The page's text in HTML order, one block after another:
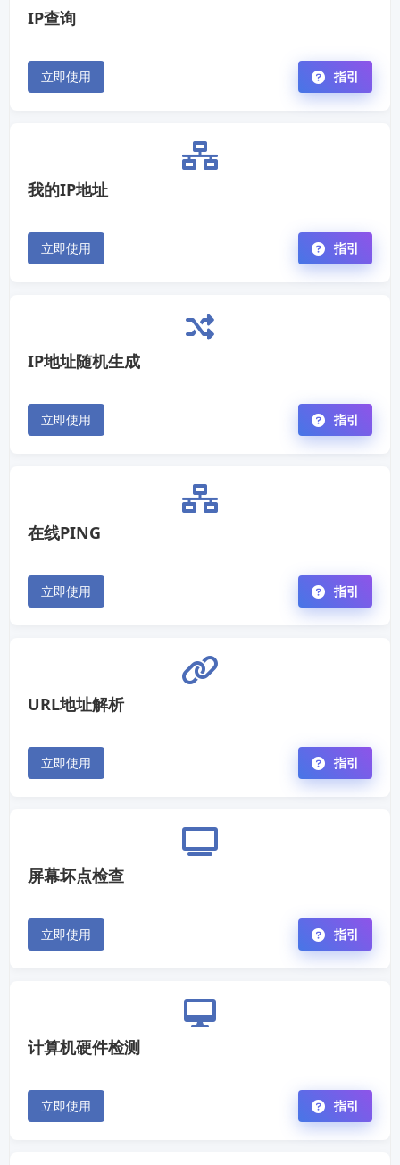
IP查询
立即使用 指引
我的IP地址
立即使用 指引
IP地址随机生成
立即使用 指引
在线PING
立即使用 指引
URL地址解析
立即使用 指引
屏幕坏点检查
立即使用 指引
计算机硬件检测
立即使用 指引